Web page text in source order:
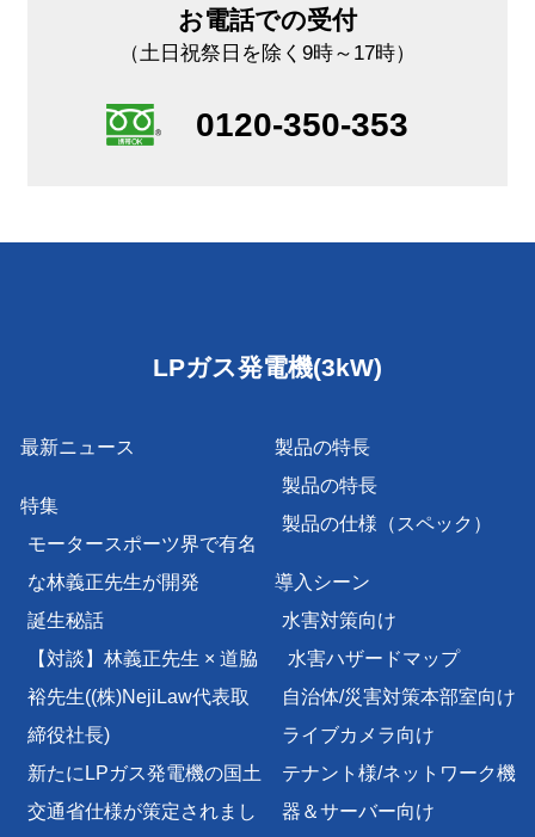
お電話での受付
（土日祝祭日を除く9時～17時）
0120-350-353
LPガス発電機(3kW)
最新ニュース
特集
モータースポーツ界で有名
な林義正先生が開発
誕生秘話
【対談】林義正先生 × 道脇
裕先生((株)NejiLaw代表取
締役社長)
新たにLPガス発電機の国土
交通省仕様が策定されまし
製品の特長
製品の特長
製品の仕様（スペック）
導入シーン
水害対策向け
水害ハザードマップ
自治体/災害対策本部室向け
ライブカメラ向け
テナント様/ネットワーク機
器＆サーバー向け